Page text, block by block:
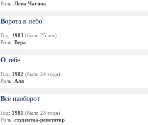
Роль: Лена Чагина
Ворота в небо
Год: 1983 (было 25 лет)
Роль: Вера
О тебе
Год: 1982 (было 24 года)
Роль: Аля
Всё наоборот
Год: 1981 (было 23 года)
Роль: студентка-репетитор